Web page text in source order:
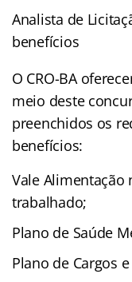
Analista de
benefícios
O CRO-BA
meio deste
preenchidos os
benefícios:
Vale Alimentação
trabalhado;
Plano de Saúde
Plano de Cargos